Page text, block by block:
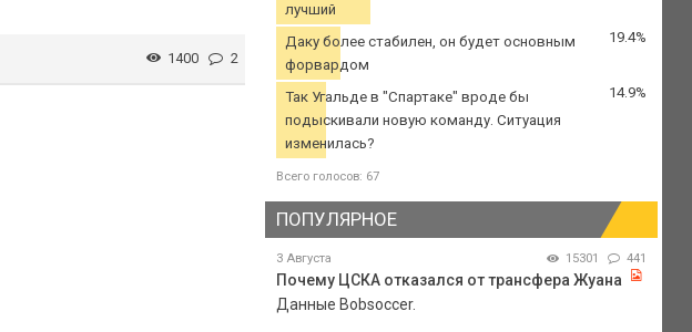
1400 2
лучший
Даку более стабилен, он будет основным
форвардом
19.4%
Так Угальде в "Спартаке" вроде бы
подыскивали новую команду. Ситуация
изменилась?
14.9%
Всего голосов: 67
ПОПУЛЯРНОЕ
3 Августа 15301 441
Почему ЦСКА отказался от трансфера Жуана
Данные Bobsoccer.